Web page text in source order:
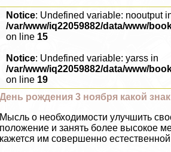
Notice: Undefined variable: nooutput
/var/www/iq22059882/data/www/
on line 15
Notice: Undefined variable: yarss in
/var/www/iq22059882/data/www/
on line 19
День рождения 3 ноября какой
Мысль о необходимости улучшить
положение и занять более высокое
кажется им совершенно